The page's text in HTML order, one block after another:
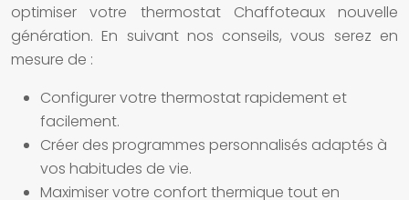
optimiser votre thermostat Chaffoteaux nouvelle
génération. En suivant nos conseils, vous serez en
mesure de :
Configurer votre thermostat rapidement et
facilement.
Créer des programmes personnalisés adaptés à
vos habitudes de vie.
Maximiser votre confort thermique tout en